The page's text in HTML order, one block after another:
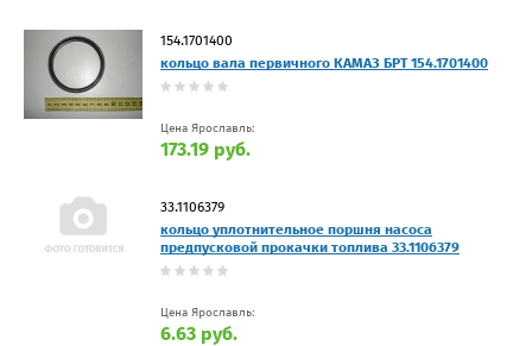
154.1701400
кольцо вала первичного КАМАЗ БРТ 154.1701400
Цена Ярославль:
173.19 руб.
33.1106379
кольцо уплотнительное поршня насоса
предпусковой прокачки топлива 33.1106379
Цена Ярославль:
6.63 руб.